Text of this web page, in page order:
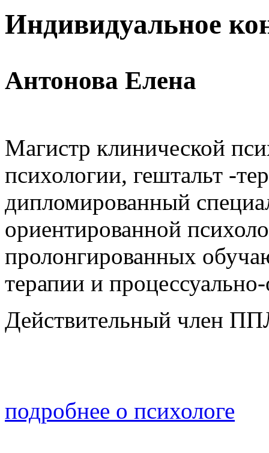
Индивидуальное
Антонова Елена
Магистр клинической
психологии, гештальт -
дипломированный
ориентированной
пролонгированных
терапии и
Действительный член
подробнее о психологе